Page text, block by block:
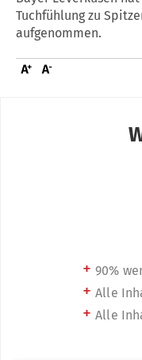
Tuchfühlung zu
aufgenommen.